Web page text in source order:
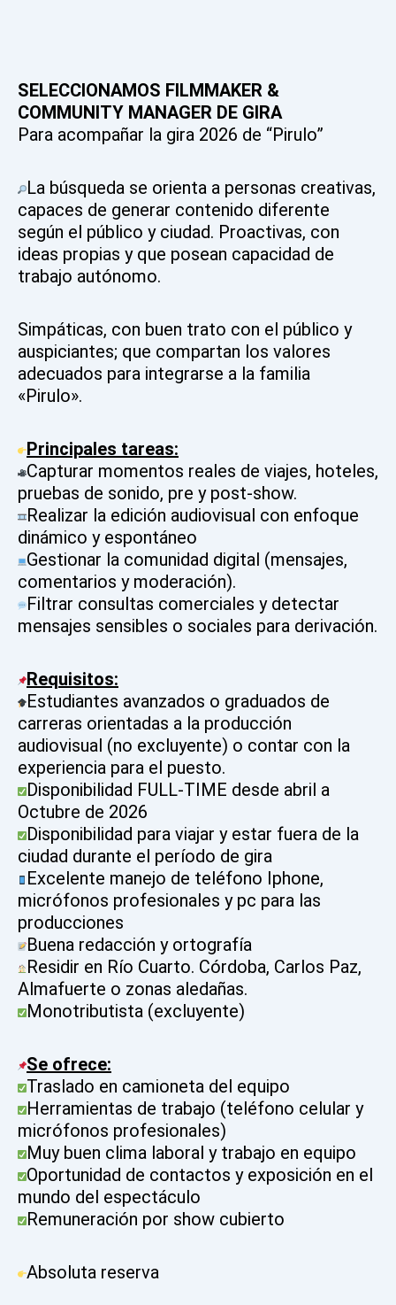
SELECCIONAMOS FILMMAKER &
COMMUNITY MANAGER DE GIRA
Para acompañar la gira 2026 de “Pirulo”
La búsqueda se orienta a personas creativas,
capaces de generar contenido diferente
según el público y ciudad. Proactivas, con
ideas propias y que posean capacidad de
trabajo autónomo.
Simpáticas, con buen trato con el público y
auspiciantes; que compartan los valores
adecuados para integrarse a la familia
«Pirulo».
Principales tareas:
Capturar momentos reales de viajes, hoteles,
pruebas de sonido, pre y post-show.
Realizar la edición audiovisual con enfoque
dinámico y espontáneo
Gestionar la comunidad digital (mensajes,
comentarios y moderación).
Filtrar consultas comerciales y detectar
mensajes sensibles o sociales para derivación.
Requisitos:
Estudiantes avanzados o graduados de
carreras orientadas a la producción
audiovisual (no excluyente) o contar con la
experiencia para el puesto.
Disponibilidad FULL-TIME desde abril a
Octubre de 2026
Disponibilidad para viajar y estar fuera de la
ciudad durante el período de gira
Excelente manejo de teléfono Iphone,
micrófonos profesionales y pc para las
producciones
Buena redacción y ortografía
Residir en Río Cuarto. Córdoba, Carlos Paz,
Almafuerte o zonas aledañas.
Monotributista (excluyente)
Se ofrece:
Traslado en camioneta del equipo
Herramientas de trabajo (teléfono celular y
micrófonos profesionales)
Muy buen clima laboral y trabajo en equipo
Oportunidad de contactos y exposición en el
mundo del espectáculo
Remuneración por show cubierto
Absoluta reserva